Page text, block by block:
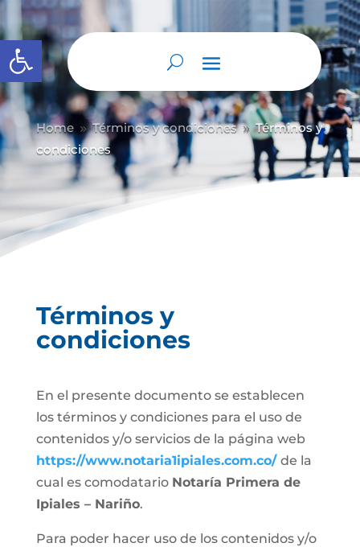
Abrir barra de herramientas
Home 9 Términos y condiciones 9 Términos y
condiciones
Términos y
condiciones
En el presente documento se establecen
los términos y condiciones para el uso de
contenidos y/o servicios de la página web
https://www.notaria1ipiales.com.co/ de la
cual es comodatario Notaría Primera de
Ipiales – Nariño.
Para poder hacer uso de los contenidos y/o